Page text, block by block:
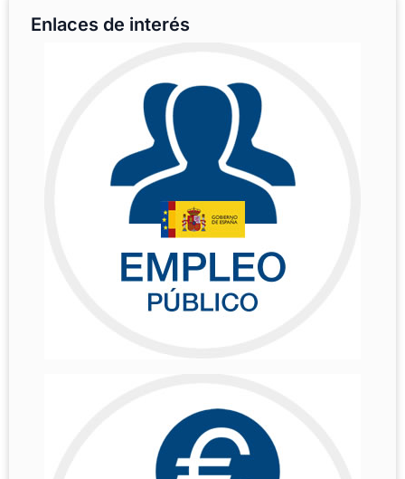
Enlaces de interés